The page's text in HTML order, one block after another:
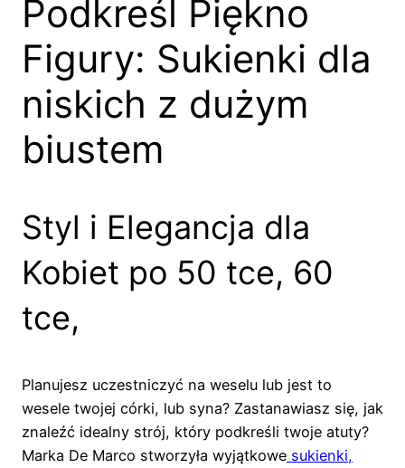
Podkreśl Piękno
Figury: Sukienki dla
niskich z dużym
biustem
Styl i Elegancja dla
Kobiet po 50 tce, 60
tce,
Planujesz uczestniczyć na weselu lub jest to
wesele twojej córki, lub syna? Zastanawiasz się, jak
znaleźć idealny strój, który podkreśli twoje atuty?
Marka De Marco stworzyła wyjątkowe sukienki,